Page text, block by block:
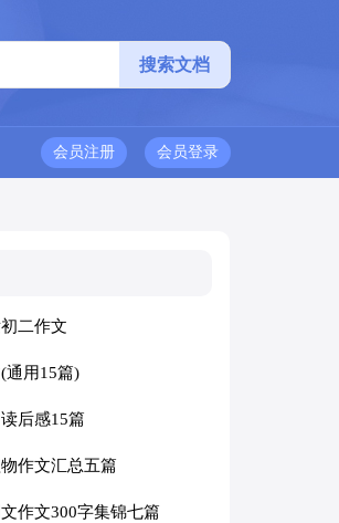
会员登录
会员注册
二作文
通用15篇)
后感15篇
作文汇总五篇
文作文300字集锦七篇